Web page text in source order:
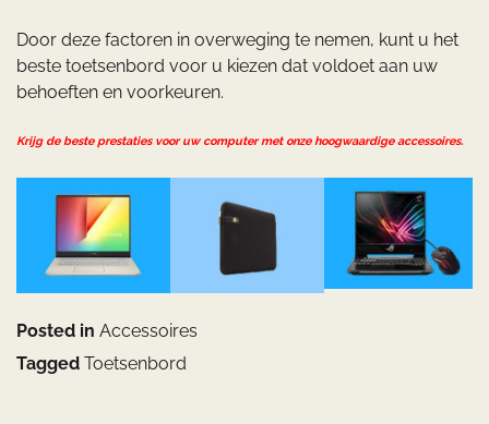
Door deze factoren in overweging te nemen, kunt u het
beste toetsenbord voor u kiezen dat voldoet aan uw
behoeften en voorkeuren.
Krijg de beste prestaties voor uw computer met onze hoogwaardige accessoires.
Posted in Accessoires
Tagged Toetsenbord